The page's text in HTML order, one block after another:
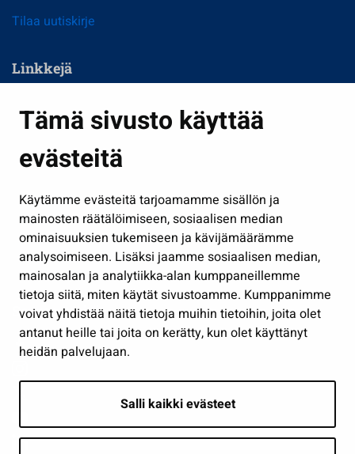
Tämä sivusto käyttää
evästeitä
Käytämme evästeitä tarjoamamme sisällön ja
mainosten räätälöimiseen, sosiaalisen median
ominaisuuksien tukemiseen ja kävijämäärämme
analysoimiseen. Lisäksi jaamme sosiaalisen median,
mainosalan ja analytiikka-alan kumppaneillemme
tietoja siitä, miten käytät sivustoamme. Kumppanimme
voivat yhdistää näitä tietoja muihin tietoihin, joita olet
antanut heille tai joita on kerätty, kun olet käyttänyt
heidän palvelujaan.
Salli kaikki evästeet
Tilaa uutiskirje
Linkkejä
Kasvatus ja opetus
Kulttuuri ja liikunta
Työ ja yrittäminen
Osallistu ja asioi
Näytä omat evästeasetukseni
Seuraa meitä